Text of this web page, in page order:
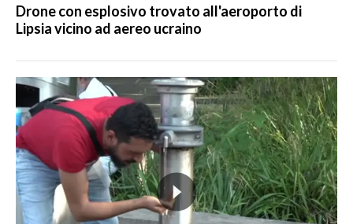
Drone con esplosivo trovato all'aeroporto di
Lipsia vicino ad aereo ucraino